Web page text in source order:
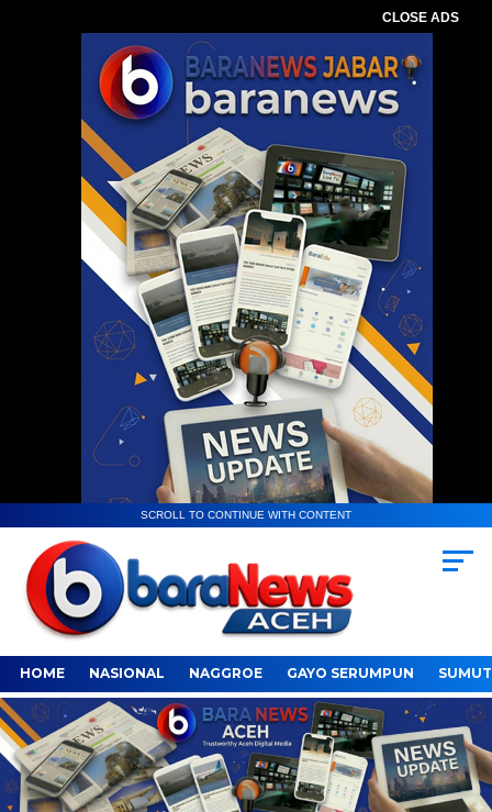
CLOSE ADS
SCROLL TO CONTINUE WITH CONTENT
HOME NASIONAL NAGGROE GAYO SERUMPUN SUMUT